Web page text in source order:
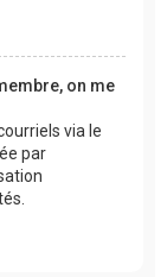
on me
via le
par